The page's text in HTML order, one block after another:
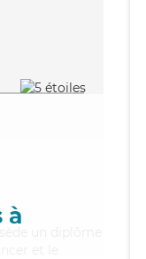
à
un diplôme
et le